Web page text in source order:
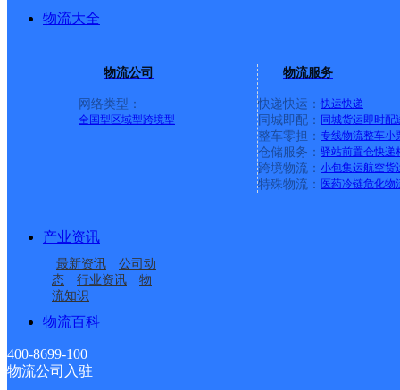
物流大全
物流公司
网络类型：
全国型 区域型跨境型
物流服务
快递快运： 快运快递
同城即配： 同城货运即时配
整车零担： 专线物流整车小
仓储服务： 驿站前置仓快递
跨境物流： 小包集运航空货
特殊物流： 医药冷链危化物
产业资讯
最新资讯
公司动
态
行业资讯
物
流知识
物流百科
400-8699-100
物流公司入驻
顺丰速运
顺丰速运
陵水新村镇
顺丰速运
重庆城口城
白沙牙叉桥
顺丰速运
顺丰速运
顺丰速运